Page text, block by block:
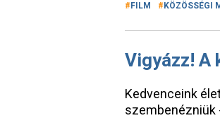
FILM KÖZÖSSÉGI
Vigyázz! A
Kedvenceink
szembenézniük